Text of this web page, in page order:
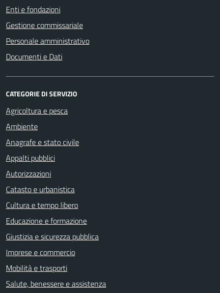
Enti e fondazioni
Gestione commissariale
Personale amministrativo
Documenti e Dati
CATEGORIE DI SERVIZIO
Agricoltura e pesca
Ambiente
Anagrafe e stato civile
Appalti pubblici
Autorizzazioni
Catasto e urbanistica
Cultura e tempo libero
Educazione e formazione
Giustizia e sicurezza pubblica
Imprese e commercio
Mobilità e trasporti
Salute, benessere e assistenza